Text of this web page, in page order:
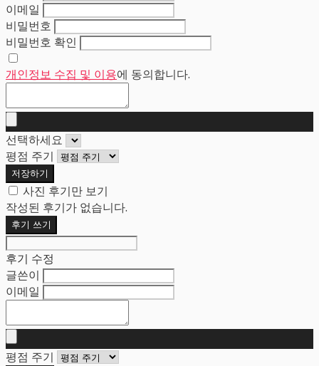
이메일
비밀번호
비밀번호 확인
개인정보 수집 및 이용에 동의합니다.
선택하세요
평점 주기
저장하기
사진 후기만 보기
작성된 후기가 없습니다.
후기 쓰기
후기 수정
글쓴이
이메일
평점 주기